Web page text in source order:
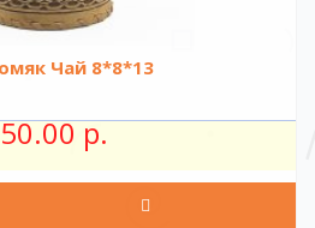
Чай 8*8*13
р.